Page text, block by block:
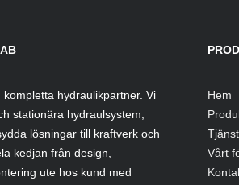
hydraulikpartner. Vi
stationära hydraulsystem,
lösningar till kraftverk och
kedjan från design,
ute hos kund med
Hem
Vårt